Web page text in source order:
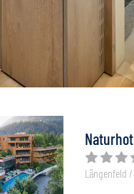
Längenfeld